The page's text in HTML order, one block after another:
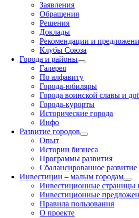
Заявления
Обращения
Решения
Доклады
Рекомендации и
Клубы Союза
Города и районы
Галерея
По алфавиту
Города-юбиляры
Города воинской славы и
Города-курорты
Исторические города
Инфо
Развитие городов
Опыт
Истории бизнеса
Программы развития
Сбалансированное
Инвестиции – малым городам
Инвестиционные страницы
Инвестиционные
Правила пользования
О проекте